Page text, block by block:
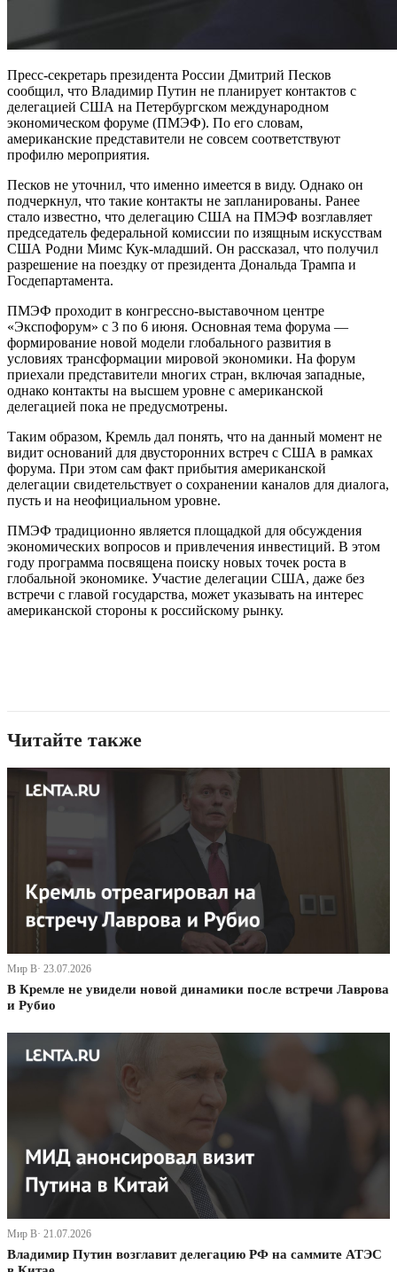
Пресс-секретарь президента России Дмитрий Песков
сообщил, что Владимир Путин не планирует контактов с
делегацией США на Петербургском международном
экономическом форуме (ПМЭФ). По его словам,
американские представители не совсем соответствуют
профилю мероприятия.
Песков не уточнил, что именно имеется в виду. Однако он
подчеркнул, что такие контакты не запланированы. Ранее
стало известно, что делегацию США на ПМЭФ возглавляет
председатель федеральной комиссии по изящным искусствам
США Родни Мимс Кук-младший. Он рассказал, что получил
разрешение на поездку от президента Дональда Трампа и
Госдепартамента.
ПМЭФ проходит в конгрессно-выставочном центре
«Экспофорум» с 3 по 6 июня. Основная тема форума —
формирование новой модели глобального развития в
условиях трансформации мировой экономики. На форум
приехали представители многих стран, включая западные,
однако контакты на высшем уровне с американской
делегацией пока не предусмотрены.
Таким образом, Кремль дал понять, что на данный момент не
видит оснований для двусторонних встреч с США в рамках
форума. При этом сам факт прибытия американской
делегации свидетельствует о сохранении каналов для диалога,
пусть и на неофициальном уровне.
ПМЭФ традиционно является площадкой для обсуждения
экономических вопросов и привлечения инвестиций. В этом
году программа посвящена поиску новых точек роста в
глобальной экономике. Участие делегации США, даже без
встречи с главой государства, может указывать на интерес
американской стороны к российскому рынку.
Читайте также
Мир В· 23.07.2026
В Кремле не увидели новой динамики после встречи Лаврова
и Рубио
Мир В· 21.07.2026
Владимир Путин возглавит делегацию РФ на саммите АТЭС